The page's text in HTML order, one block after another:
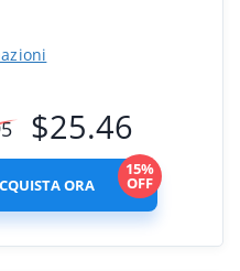
$25.46
ORA
15%
OFF